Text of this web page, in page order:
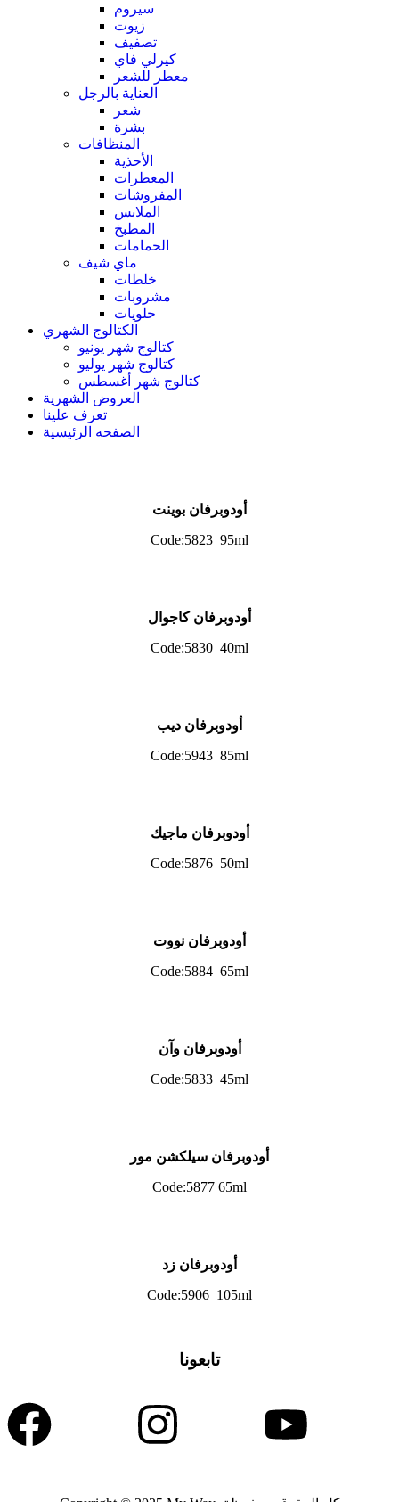
سيروم
زيوت
تصفيف
كيرلي فاي
معطر للشعر
العناية بالرجل
شعر
بشرة
المنظافات
الأحذية
المعطرات
المفروشات
الملابس
المطبخ
الحمامات
ماي شيف
خلطات
مشروبات
حلويات
الكتالوج الشهري
كتالوج شهر يونيو
كتالوج شهر يوليو
كتالوج شهر أغسطس
العروض الشهرية
تعرف علينا
الصفحه الرئيسية
أودوبرفان بوينت
Code:5823 95ml
أودوبرفان كاجوال
Code:5830 40ml
أودوبرفان ديب
Code:5943 85ml
أودوبرفان ماجيك
Code:5876 50ml
أودوبرفان نووت
Code:5884 65ml
أودوبرفان وآن
Code:5833 45ml
أودوبرفان سيلكشن مور
Code:5877 65ml
أودوبرفان زد
Code:5906 105ml
تابعونا